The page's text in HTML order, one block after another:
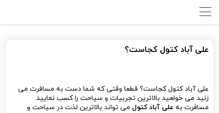
علی آباد کتول کجاست؟
علی آباد کتول کجاست؟ قطعا وقتی که شما دست به مسافرت می
زنید می خواهید بالاترین تجربیات و سیاحت را کسب نمایید.
مسافرت به علی آباد کتول می تواند بالاترین لذت در سیاحت و